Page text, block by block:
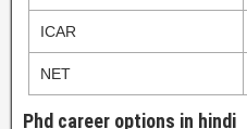
ICAR
NET
Phd career options in hindi